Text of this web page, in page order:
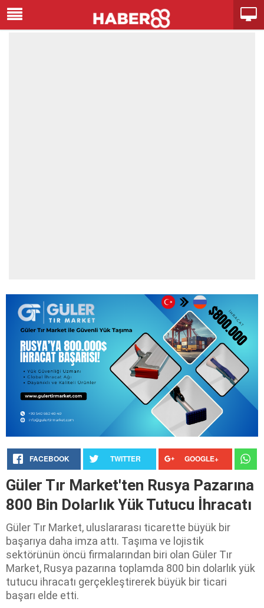
FACEBOOK TWITTER GOOGLE+
Güler Tır Market'ten Rusya Pazarına
800 Bin Dolarlık Yük Tutucu İhracatı
Güler Tır Market, uluslararası ticarette büyük bir
başarıya daha imza attı. Taşıma ve lojistik
sektörünün öncü firmalarından biri olan Güler Tır
Market, Rusya pazarına toplamda 800 bin dolarlık yük
tutucu ihracatı gerçekleştirerek büyük bir ticari
başarı elde etti.